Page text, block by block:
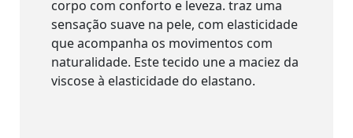
corpo com conforto e leveza. traz uma
sensação suave na pele, com elasticidade
que acompanha os movimentos com
naturalidade. Este tecido une a maciez da
viscose à elasticidade do elastano.